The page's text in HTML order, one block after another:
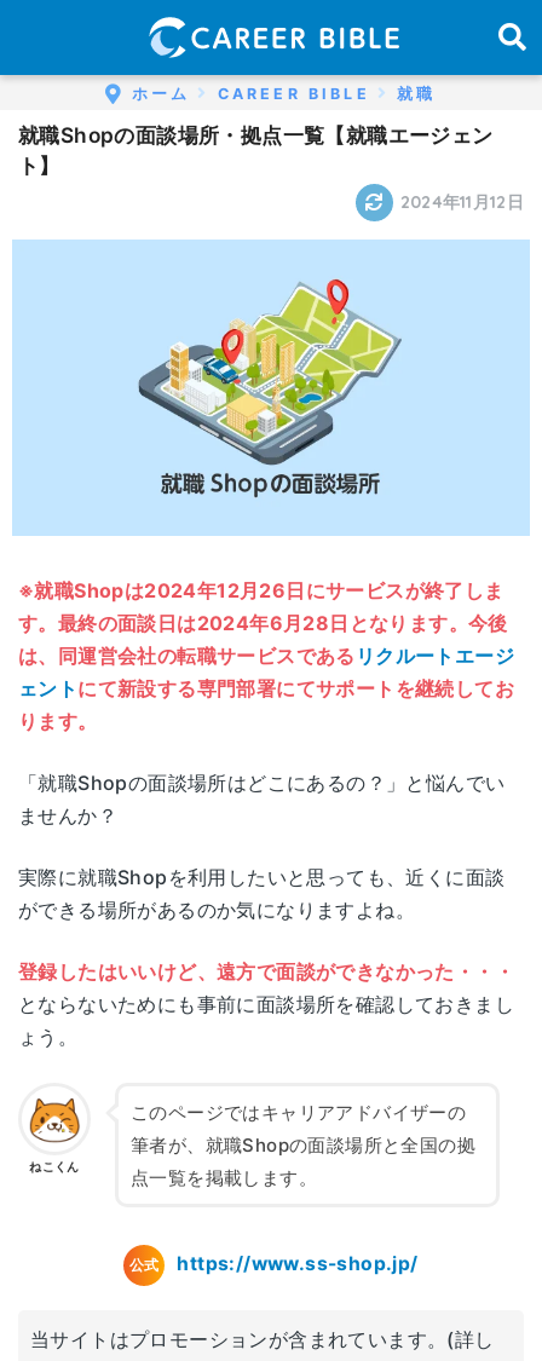
ホーム CAREER BIBLE 就職
就職Shopの面談場所・拠点一覧【就職エージェン
ト】
2024年11月12日
※就職Shopは2024年12月26日にサービスが終了しま
す。最終の面談日は2024年6月28日となります。今後
は、同運営会社の転職サービスである リクルートエージ
ェント にて新設する専門部署にてサポートを継続してお
ります。
「就職Shopの面談場所はどこにあるの？」と悩んでい
ませんか？
実際に就職Shopを利用したいと思っても、近くに面談
ができる場所があるのか気になりますよね。
登録したはいいけど、遠方で面談ができなかった・・・
とならないためにも事前に面談場所を確認しておきまし
ょう。
ねこくん
このページではキャリアアドバイザーの
筆者が、就職Shopの面談場所と全国の拠
点一覧を掲載します。
公式 https://www.ss-shop.jp/
当サイトはプロモーションが含まれています。(詳し